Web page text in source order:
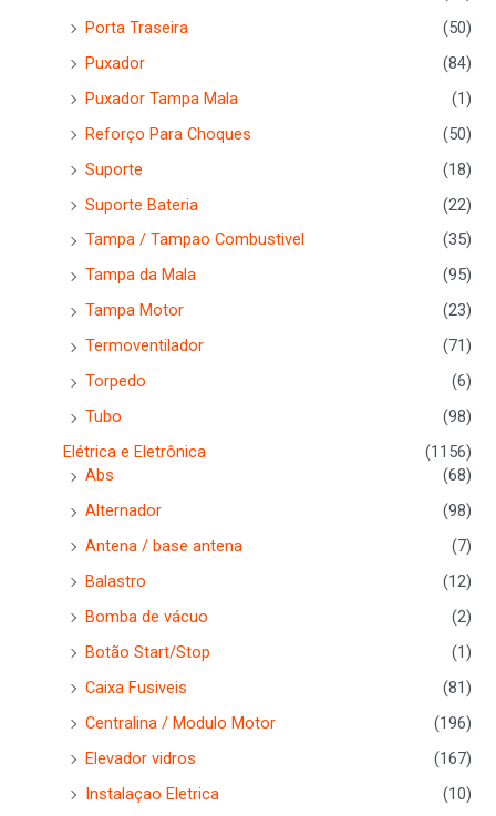
Porta Traseira
(50)
Puxador
(84)
Puxador Tampa Mala
(1)
Reforço Para Choques
(50)
Suporte
(18)
Suporte Bateria
(22)
Tampa / Tampao Combustivel
(35)
Tampa da Mala
(95)
Tampa Motor
(23)
Termoventilador
(71)
Torpedo
(6)
Tubo
(98)
Elétrica e Eletrônica
(1156)
Abs
(68)
Alternador
(98)
Antena / base antena
(7)
Balastro
(12)
Bomba de vácuo
(2)
Botão Start/Stop
(1)
Caixa Fusiveis
(81)
Centralina / Modulo Motor
(196)
Elevador vidros
(167)
Instalaçao Eletrica
(10)